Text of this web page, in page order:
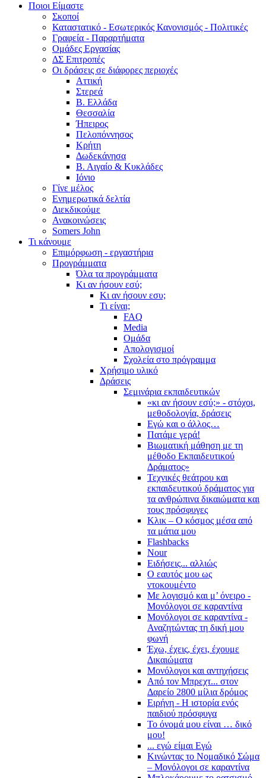
Ποιοι Είμαστε
Σκοποί
Καταστατικό - Εσωτερικός Κανονισμός - Πολιτικές
Γραφεία - Παραρτήματα
Ομάδες Εργασίας
ΔΣ Επιτροπές
Οι δράσεις σε διάφορες περιοχές
Αττική
Στερεά
Β. Ελλάδα
Θεσσαλία
Ήπειρος
Πελοπόννησος
Κρήτη
Δωδεκάνησα
Β. Αιγαίο & Κυκλάδες
Ιόνιο
Γίνε μέλος
Ενημερωτικά δελτία
Διεκδικούμε
Ανακοινώσεις
Somers John
Τι κάνουμε
Επιμόρφωση - εργαστήρια
Προγράμματα
Όλα τα προγράμματα
Κι αν ήσουν εσύ;
Κι αν ήσουν εσυ;
Τι είναι;
FAQ
Media
Ομάδα
Απολογισμοί
Σχολεία στο πρόγραμμα
Χρήσιμο υλικό
Δράσεις
Σεμινάρια εκπαιδευτικών
«κι αν ήσουν εσύ;» - στόχοι,
μεθοδολογία, δράσεις
Εγώ και ο άλλος…
Πατάμε γερά!
Βιωματική μάθηση με τη
μέθοδο Εκπαιδευτικού
Δράματος»
Τεχνικές θεάτρου και
εκπαιδευτικού δράματος για
τα ανθρώπινα δικαιώματα και
τους πρόσφυγες
Κλικ – Ο κόσμος μέσα από
τα μάτια μου
Flashbacks
Nour
Ειδήσεις... αλλιώς
Ο εαυτός μου ως
ντοκουμέντο
Με λογισμό και μ’ όνειρο -
Μονόλογοι σε καραντίνα
Μονόλογοι σε καραντίνα -
Αναζητώντας τη δική μου
φωνή
Έχω, έχεις, έχει, έχουμε
Δικαιώματα
Μονόλογοι και αντηχήσεις
Από τον Μπρεχτ... στον
Δαρείο 2800 μίλια δρόμος
Ειρήνη - Η ιστορία ενός
παιδιού πρόσφυγα
Το όνομά μου είναι … δικό
μου!
... εγώ είμαι Εγώ
Κινώντας το Νομαδικό Σώμα
– Μονόλογοι σε καραντίνα